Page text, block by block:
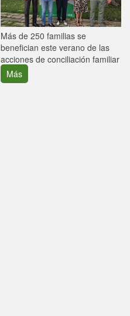
Más de 250 familias se
benefician este verano de las
acciones de conciliación familiar
Más